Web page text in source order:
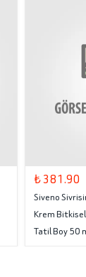
₺ 381.90
Siveno
Krem
Tatil Boy 50